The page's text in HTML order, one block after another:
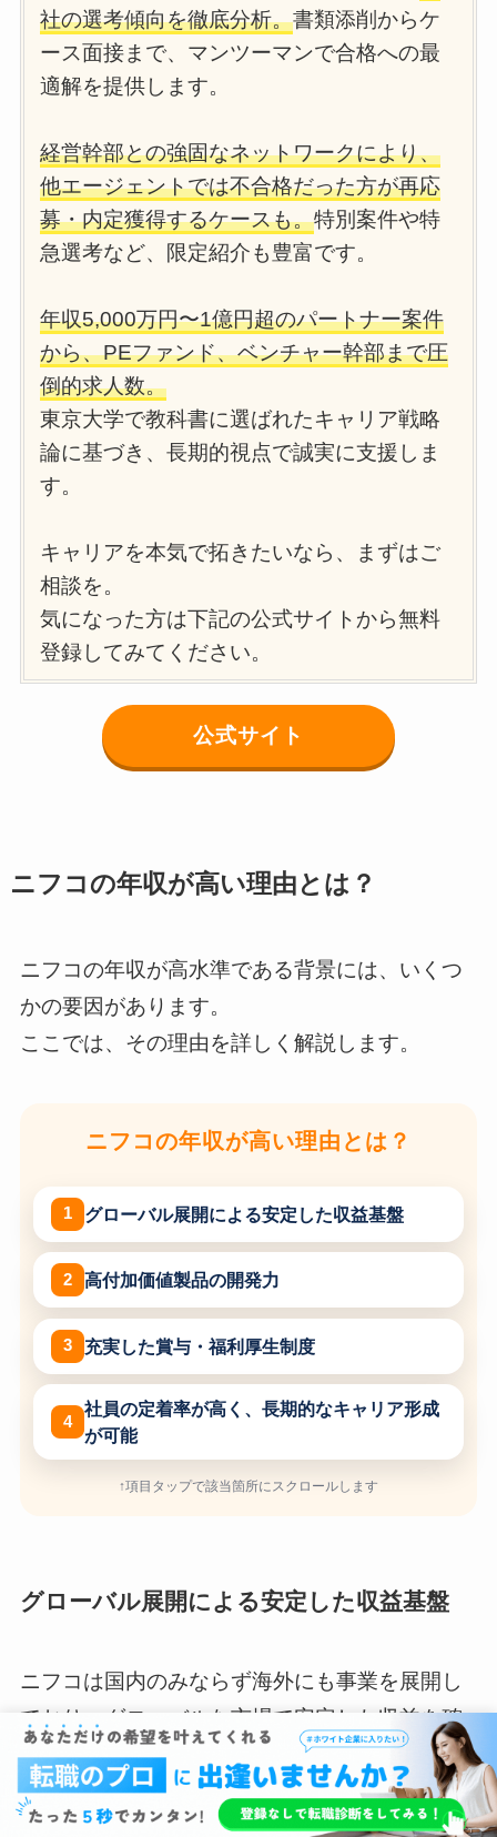
社の選考傾向を徹底分析。書類添削からケ
ース面接まで、マンツーマンで合格への最
適解を提供します。
経営幹部との強固なネットワークにより、
他エージェントでは不合格だった方が再応
募・内定獲得するケースも。特別案件や特
急選考など、限定紹介も豊富です。
年収5,000万円〜1億円超のパートナー案件
から、PEファンド、ベンチャー幹部まで圧
倒的求人数。
東京大学で教科書に選ばれたキャリア戦略
論に基づき、長期的視点で誠実に支援しま
す。
キャリアを本気で拓きたいなら、まずはご
相談を。
気になった方は下記の公式サイトから無料
登録してみてください。
公式サイト
ニフコの年収が高い理由とは？
ニフコの年収が高水準である背景には、いくつ
かの要因があります。
ここでは、その理由を詳しく解説します。
ニフコの年収が高い理由とは？
グローバル展開による安定した収益基盤
高付加価値製品の開発力
充実した賞与・福利厚生制度
社員の定着率が高く、長期的なキャリア形成
が可能
↑項目タップで該当箇所にスクロールします
グローバル展開による安定した収益基盤
ニフコは国内のみならず海外にも事業を展開し
ており、グローバルな市場で安定した収益を確
保しています。
自動車産業をはじめとする幅広い分野での取引
実績があり、景気変動にも強いビジネスモデル